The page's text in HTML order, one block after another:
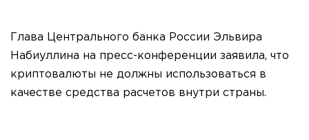
Глава Центрального банка России Эльвира
Набиуллина на пресс-конференции заявила, что
криптовалюты не должны использоваться в
качестве средства расчетов внутри страны.